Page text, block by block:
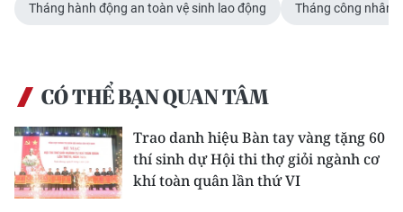
Tháng hành động an toàn vệ sinh lao động Tháng công nhân
CÓ THỂ BẠN QUAN TÂM
Trao danh hiệu Bàn tay vàng tặng 60
thí sinh dự Hội thi thợ giỏi ngành cơ
khí toàn quân lần thứ VI